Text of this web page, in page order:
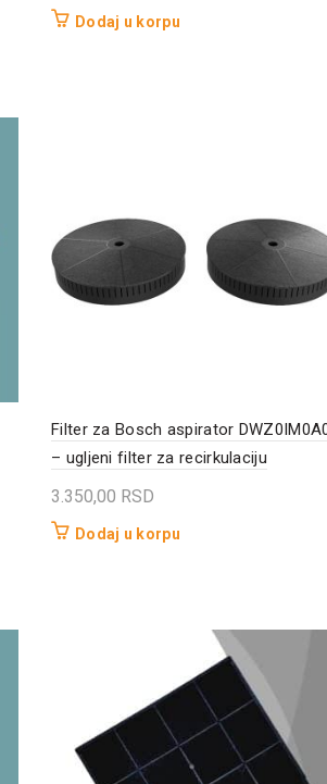
Dodaj u korpu
Filter za Bosch aspirator
– ugljeni filter za recirkulaciju
3.350,00 RSD
Dodaj u korpu